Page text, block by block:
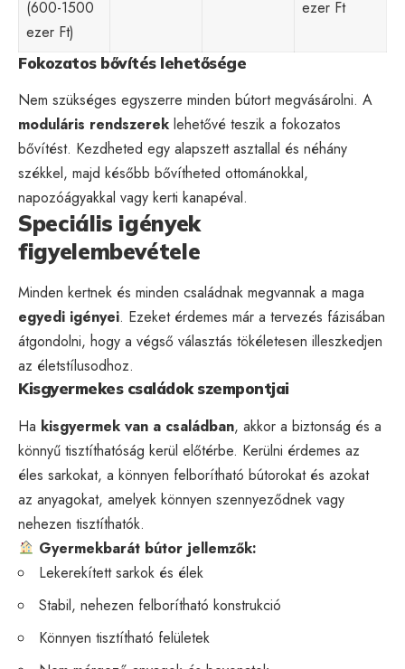
(600-1500
ezer Ft)
ezer Ft
Fokozatos bővítés lehetősége
Nem szükséges egyszerre minden bútort megvásárolni. A
moduláris rendszerek lehetővé teszik a fokozatos
bővítést. Kezdheted egy alapszett asztallal és néhány
székkel, majd később bővítheted ottománokkal,
napozóágyakkal vagy kerti kanapéval.
Speciális igények
figyelembevétele
Minden kertnek és minden családnak megvannak a maga
egyedi igényei. Ezeket érdemes már a tervezés fázisában
átgondolni, hogy a végső választás tökéletesen illeszkedjen
az életstílusodhoz.
Kisgyermekes családok szempontjai
Ha kisgyermek van a családban, akkor a biztonság és a
könnyű tisztíthatóság kerül előtérbe. Kerülni érdemes az
éles sarkokat, a könnyen felborítható bútorokat és azokat
az anyagokat, amelyek könnyen szennyeződnek vagy
nehezen tisztíthatók.
Gyermekbarát bútor jellemzők:
Lekerekített sarkok és élek
Stabil, nehezen felborítható konstrukció
Könnyen tisztítható felületek